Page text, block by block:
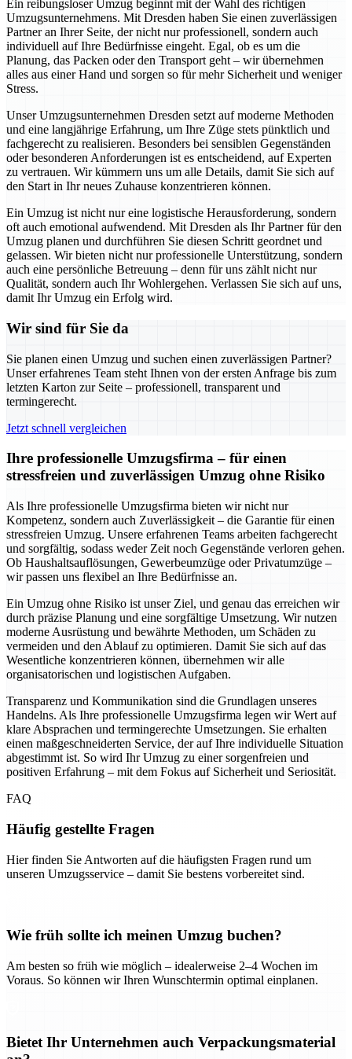
Ein reibungsloser Umzug beginnt mit der Wahl des richtigen
Umzugsunternehmens. Mit Dresden haben Sie einen zuverlässigen
Partner an Ihrer Seite, der nicht nur professionell, sondern auch
individuell auf Ihre Bedürfnisse eingeht. Egal, ob es um die
Planung, das Packen oder den Transport geht – wir übernehmen
alles aus einer Hand und sorgen so für mehr Sicherheit und weniger
Stress.
Unser Umzugsunternehmen Dresden setzt auf moderne Methoden
und eine langjährige Erfahrung, um Ihre Züge stets pünktlich und
fachgerecht zu realisieren. Besonders bei sensiblen Gegenständen
oder besonderen Anforderungen ist es entscheidend, auf Experten
zu vertrauen. Wir kümmern uns um alle Details, damit Sie sich auf
den Start in Ihr neues Zuhause konzentrieren können.
Ein Umzug ist nicht nur eine logistische Herausforderung, sondern
oft auch emotional aufwendend. Mit Dresden als Ihr Partner für den
Umzug planen und durchführen Sie diesen Schritt geordnet und
gelassen. Wir bieten nicht nur professionelle Unterstützung, sondern
auch eine persönliche Betreuung – denn für uns zählt nicht nur
Qualität, sondern auch Ihr Wohlergehen. Verlassen Sie sich auf uns,
damit Ihr Umzug ein Erfolg wird.
Wir sind für Sie da
Sie planen einen Umzug und suchen einen zuverlässigen Partner?
Unser erfahrenes Team steht Ihnen von der ersten Anfrage bis zum
letzten Karton zur Seite – professionell, transparent und
termingerecht.
Jetzt schnell vergleichen
Ihre professionelle Umzugsfirma – für einen
stressfreien und zuverlässigen Umzug ohne Risiko
Als Ihre professionelle Umzugsfirma bieten wir nicht nur
Kompetenz, sondern auch Zuverlässigkeit – die Garantie für einen
stressfreien Umzug. Unsere erfahrenen Teams arbeiten fachgerecht
und sorgfältig, sodass weder Zeit noch Gegenstände verloren gehen.
Ob Haushaltsauflösungen, Gewerbeumzüge oder Privatumzüge –
wir passen uns flexibel an Ihre Bedürfnisse an.
Ein Umzug ohne Risiko ist unser Ziel, und genau das erreichen wir
durch präzise Planung und eine sorgfältige Umsetzung. Wir nutzen
moderne Ausrüstung und bewährte Methoden, um Schäden zu
vermeiden und den Ablauf zu optimieren. Damit Sie sich auf das
Wesentliche konzentrieren können, übernehmen wir alle
organisatorischen und logistischen Aufgaben.
Transparenz und Kommunikation sind die Grundlagen unseres
Handelns. Als Ihre professionelle Umzugsfirma legen wir Wert auf
klare Absprachen und termingerechte Umsetzungen. Sie erhalten
einen maßgeschneiderten Service, der auf Ihre individuelle Situation
abgestimmt ist. So wird Ihr Umzug zu einer sorgenfreien und
positiven Erfahrung – mit dem Fokus auf Sicherheit und Seriosität.
FAQ
Häufig gestellte Fragen
Hier finden Sie Antworten auf die häufigsten Fragen rund um
unseren Umzugsservice – damit Sie bestens vorbereitet sind.
Wie früh sollte ich meinen Umzug buchen?
Am besten so früh wie möglich – idealerweise 2–4 Wochen im
Voraus. So können wir Ihren Wunschtermin optimal einplanen.
Bietet Ihr Unternehmen auch Verpackungsmaterial